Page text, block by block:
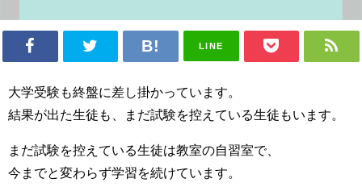
LINE
大学受験も終盤に差し掛かっています。
結果が出た生徒も、まだ試験を控えている生徒もいます。
まだ試験を控えている生徒は教室の自習室で、
今までと変わらず学習を続けています。